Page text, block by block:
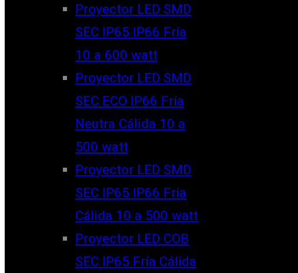
Proyector LED SMD
SEC IP65 IP66 Fría
10 a 600 watt
Proyector LED SMD
SEC ECO IP66 Fría
Neutra Cálida 10 a
500 watt
Proyector LED SMD
SEC IP65 IP66 Fría
Cálida 10 a 500 watt
Proyector LED COB
SEC IP65 Fría Cálida